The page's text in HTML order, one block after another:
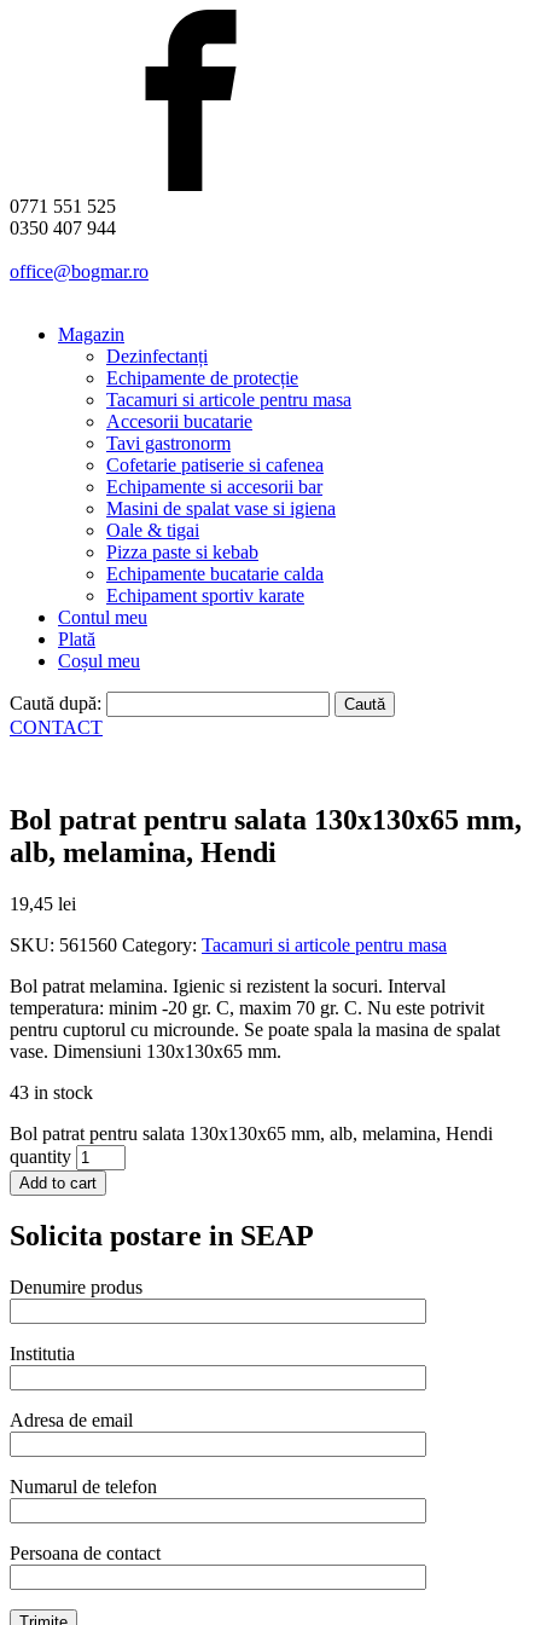
0771 551 525
0350 407 944
office@bogmar.ro
Magazin
Dezinfectanți
Echipamente de protecție
Tacamuri si articole pentru masa
Accesorii bucatarie
Tavi gastronorm
Cofetarie patiserie si cafenea
Echipamente si accesorii bar
Masini de spalat vase si igiena
Oale & tigai
Pizza paste si kebab
Echipamente bucatarie calda
Echipament sportiv karate
Contul meu
Plată
Coșul meu
Caută după:
CONTACT
Bol patrat pentru salata 130x130x65 mm,
alb, melamina, Hendi
19,45 lei
SKU: 561560 Category: Tacamuri si articole pentru masa
Bol patrat melamina. Igienic si rezistent la socuri. Interval
temperatura: minim -20 gr. C, maxim 70 gr. C. Nu este potrivit
pentru cuptorul cu microunde. Se poate spala la masina de spalat
vase. Dimensiuni 130x130x65 mm.
43 in stock
Bol patrat pentru salata 130x130x65 mm, alb, melamina, Hendi
quantity
Add to cart
Solicita postare in SEAP
Denumire produs
Institutia
Adresa de email
Numarul de telefon
Persoana de contact